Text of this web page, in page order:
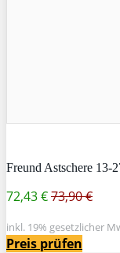
Freund Astschere 13-
72,43 €73,90 €
inkl. 19% gesetzlicher
Preis prüfen